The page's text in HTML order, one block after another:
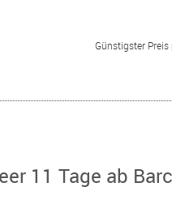
Günstigster
11 Tage ab